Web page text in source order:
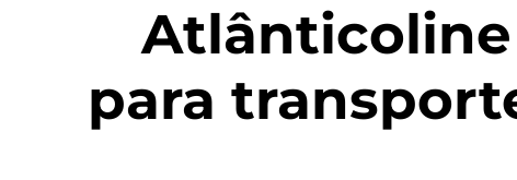
Atlânticoline
para